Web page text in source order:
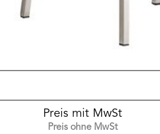
Preis mit MwSt
Preis ohne MwSt